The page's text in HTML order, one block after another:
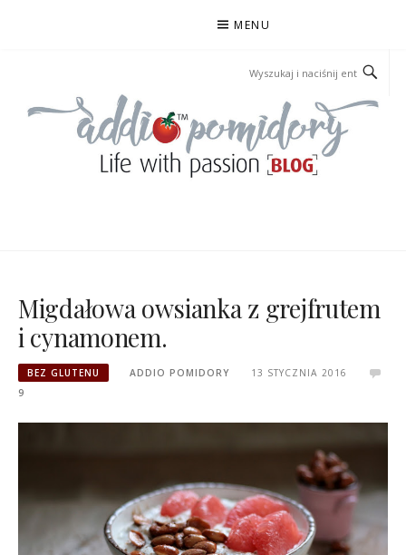
MENU
Migdałowa owsianka z grejfrutem
i cynamonem.
BEZ GLUTENU ADDIO POMIDORY
13 STYCZNIA 2016
9